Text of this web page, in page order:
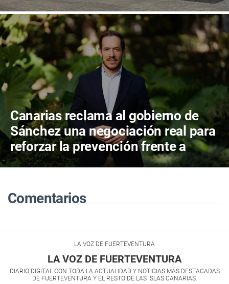
Canarias reclama al gobierno de
Sánchez una negociación real para
reforzar la prevención frente a
incendios y la gestión forestal
Comentarios
LA VOZ DE FUERTEVENTURA
LA VOZ DE FUERTEVENTURA
DIARIO DIGITAL CON TODA LA ACTUALIDAD Y NOTICIAS MÁS DESTACADAS
DE FUERTEVENTURA Y EL RESTO DE LAS ISLAS CANARIAS.